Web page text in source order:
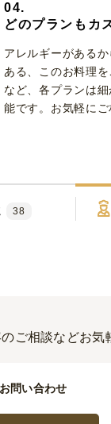
04.
どのプランもカ
アレルギーがある
ある、このお料理
など、各プランは
能です。お気軽にご
38
ご相談などお気
問い合わせ